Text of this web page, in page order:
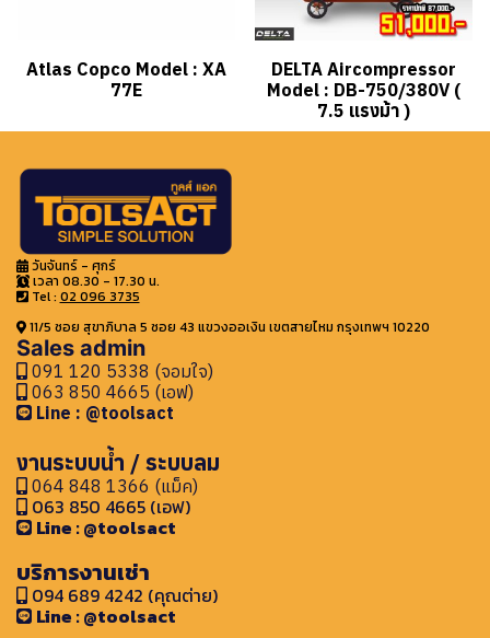
Atlas Copco Model : XA
77E
DELTA Aircompressor
Model : DB-750/380V (
7.5 แรงม้า )
วันจันทร์ - ศุกร์
เวลา 08.30 - 17.30 น.
Tel : 02 096 3735
11/5 ซอย สุขาภิบาล 5 ซอย 43 แขวงออเงิน เขตสายไหม กรุงเทพฯ 10220
Sales admin
091 120 5338 (จอมใจ)
063 850 4665 (เอฟ)
Line : @toolsact
งานระบบน้ำ / ระบบลม
064 848 1366 (แม็ค)
063 850 4665 (เอฟ)
Line : @toolsact
บริการงานเช่า
094 689 4242 (คุณต่าย)
Line : @toolsact